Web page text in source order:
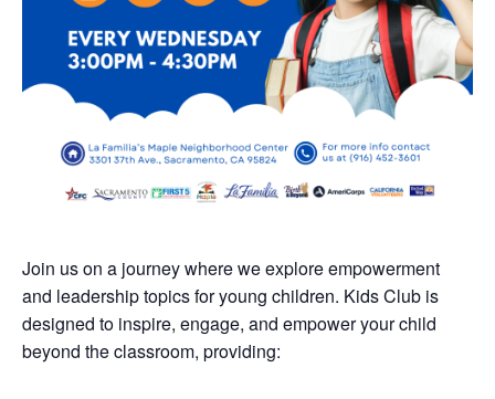
Join us on a journey where we explore empowerment
and leadership topics for young children. Kids Club is
designed to inspire, engage, and empower your child
beyond the classroom, providing: